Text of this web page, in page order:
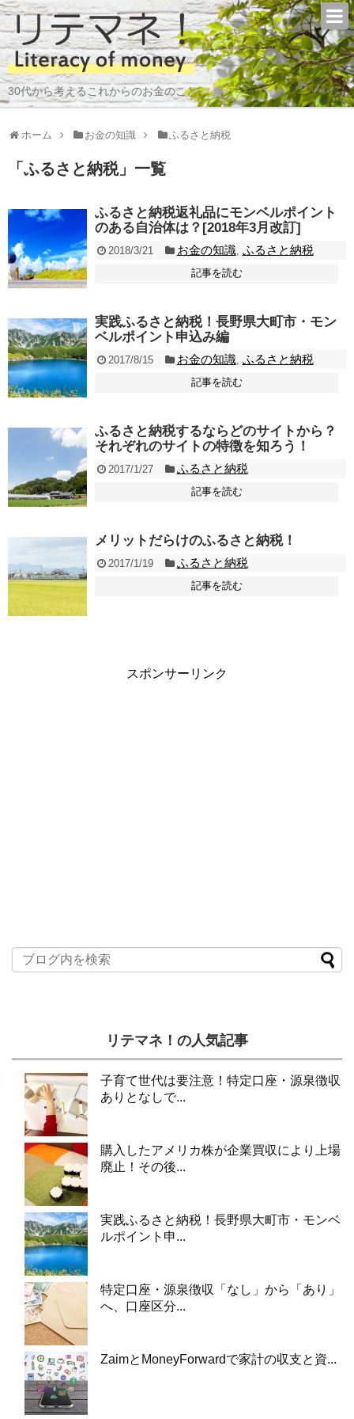
30代から考えるこれからのお金のこと。
ホーム お金の知識 ふるさと納税
「 ふるさと納税」 一覧
ふるさと納税返礼品にモンベルポイント
のある自治体は？[2018年3月改訂]
2018/3/21 お金の知識, ふるさと納税
記事を読む
実践ふるさと納税！長野県大町市・モン
ベルポイント申込み編
2017/8/15 お金の知識, ふるさと納税
記事を読む
ふるさと納税するならどのサイトから？
それぞれのサイトの特徴を知ろう！
2017/1/27 ふるさと納税
記事を読む
メリットだらけのふるさと納税！
2017/1/19 ふるさと納税
記事を読む
スポンサーリンク
リテマネ！の人気記事
子育て世代は要注意！特定口座・源泉徴収
ありとなしで...
購入したアメリカ株が企業買収により上場
廃止！その後...
実践ふるさと納税！長野県大町市・モンベ
ルポイント申...
特定口座・源泉徴収「なし」から「あり」
へ、口座区分...
ZaimとMoneyForwardで家計の収支と資...